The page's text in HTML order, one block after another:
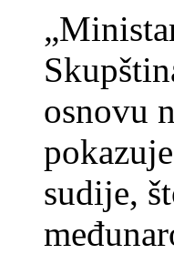
osnovu
sudije,